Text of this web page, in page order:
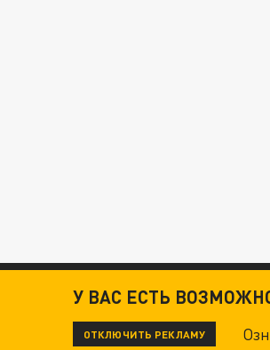
У ВАС ЕСТЬ
ОТКЛЮЧИТЬ РЕКЛАМУ